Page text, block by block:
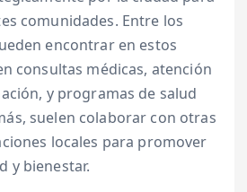
comunidades. Entre los
encontrar en estos
consultas médicas, atención
y programas de salud
suelen colaborar con otras
locales para promover
y bienestar.